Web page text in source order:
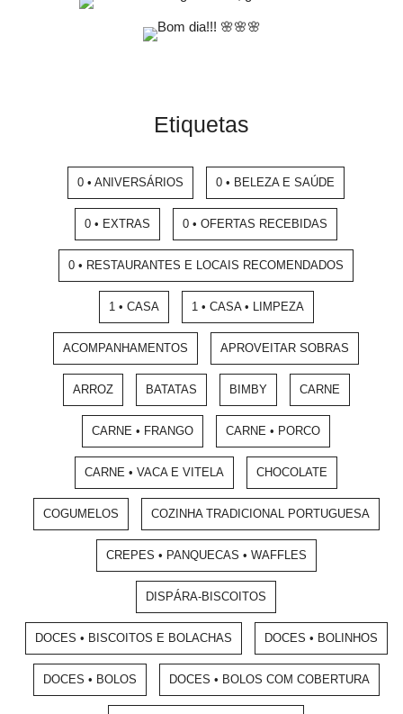
Etiquetas
0 • ANIVERSÁRIOS 0 • BELEZA E SAÚDE
0 • EXTRAS 0 • OFERTAS RECEBIDAS
0 • RESTAURANTES E LOCAIS RECOMENDADOS
1 • CASA 1 • CASA • LIMPEZA
ACOMPANHAMENTOS APROVEITAR SOBRAS
ARROZ BATATAS BIMBY CARNE
CARNE • FRANGO CARNE • PORCO
CARNE • VACA E VITELA CHOCOLATE
COGUMELOS COZINHA TRADICIONAL PORTUGUESA
CREPES • PANQUECAS • WAFFLES
DISPÁRA-BISCOITOS
DOCES • BISCOITOS E BOLACHAS DOCES • BOLINHOS
DOCES • BOLOS DOCES • BOLOS COM COBERTURA